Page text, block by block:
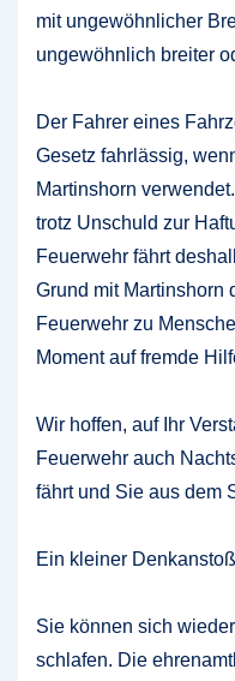
mit ungewöhnlicher
ungewöhnlich breiter
Der Fahrer eines
Gesetz fahrlässig,
Martinshorn
trotz Unschuld zur
Feuerwehr fährt
Grund mit Martinshorn
Feuerwehr zu
Moment auf fremde
Wir hoffen, auf Ihr
Feuerwehr auch
fährt und Sie aus dem
Ein kleiner
Sie können sich
schlafen. Die